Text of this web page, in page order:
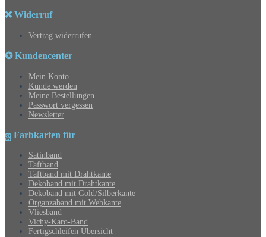
❌ Widerruf
Vertrag widerrufen
✪ Kundencenter
Mein Konto
Kunde werden
Meine Bestellungen
Passwort vergessen
Newsletter
ஐ Farbkarten für
Satinband
Taftband
Taftband mit Drahtkante
Dekoband mit Drahtkante
Dekoband mit Gold/Silberkante
Organzaband mit Webkante
Vliesband
Vichy-Karo-Band
Fertigschleifen Übersicht